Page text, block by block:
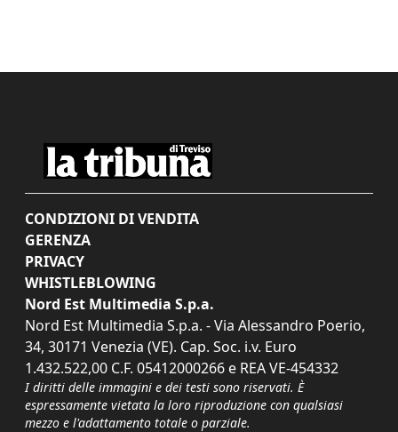
CONDIZIONI DI VENDITA
GERENZA
PRIVACY
WHISTLEBLOWING
Nord Est Multimedia S.p.a.
Nord Est Multimedia S.p.a. - Via Alessandro Poerio,
34, 30171 Venezia (VE). Cap. Soc. i.v. Euro
1.432.522,00 C.F. 05412000266 e REA VE-454332
I diritti delle immagini e dei testi sono riservati. È
espressamente vietata la loro riproduzione con qualsiasi
mezzo e l'adattamento totale o parziale.